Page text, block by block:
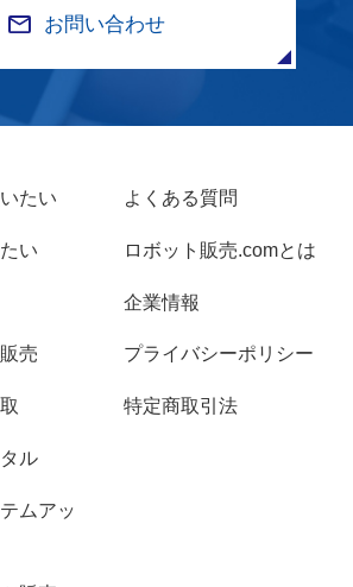
お問い合わせ
たい
い
売
ル
ムアッ
よくある質問
ロボット販売.comとは
企業情報
プライバシーポリシー
特定商取引法